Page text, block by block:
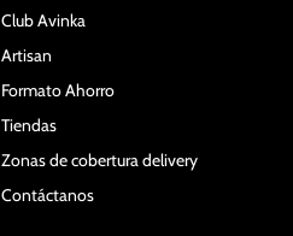
Club Avinka
Artisan
Formato Ahorro
Tiendas
Zonas de cobertura delivery
Contáctanos